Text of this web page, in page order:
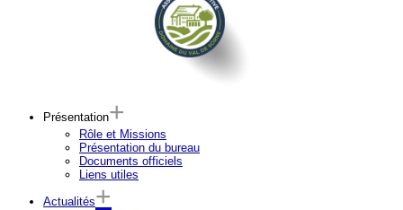
Présentation
Rôle et Missions
Présentation du bureau
Documents officiels
Liens utiles
Actualités